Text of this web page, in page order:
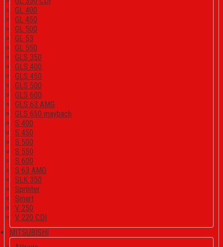
GL 400
GL 450
GL 500
GL 53
GL 550
GLS 350
GLS 400
GLS 450
GLS 500
GLS 600
GLS 63 AMG
GLS 650 maybach
S 400
S 450
S 500
S 550
S 600
S 63 AMG
SLK 350
Sprinter
Smart
V 250
V 220 CDI
MITSUBISHI